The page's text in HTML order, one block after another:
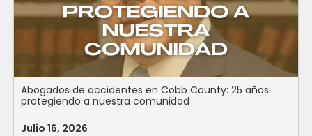
Abogados de accidentes en Cobb County: 25 años
protegiendo a nuestra comunidad
Julio 16, 2026